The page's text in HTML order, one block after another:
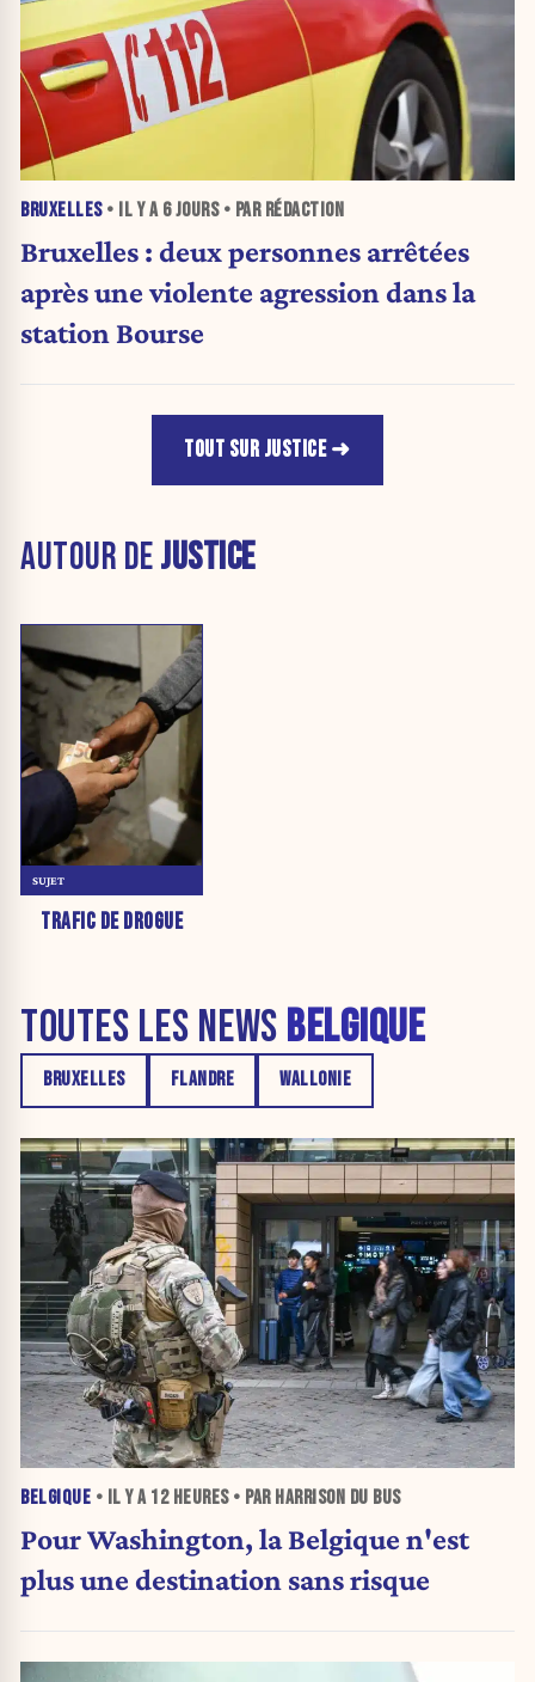
BRUXELLES• IL Y A 6 JOURS• PAR RÉDACTION
Bruxelles : deux personnes arrêtées
après une violente agression dans la
station Bourse
TOUT SUR JUSTICE
AUTOUR DEJUSTICE
TRAFIC DE DROGUE
SUJET
TOUTES LES NEWS BELGIQUE
BRUXELLES FLANDRE WALLONIE
BELGIQUE • IL Y A 12 HEURES• PAR HARRISON DU BUS
Pour Washington, la Belgique n'est
plus une destination sans risque